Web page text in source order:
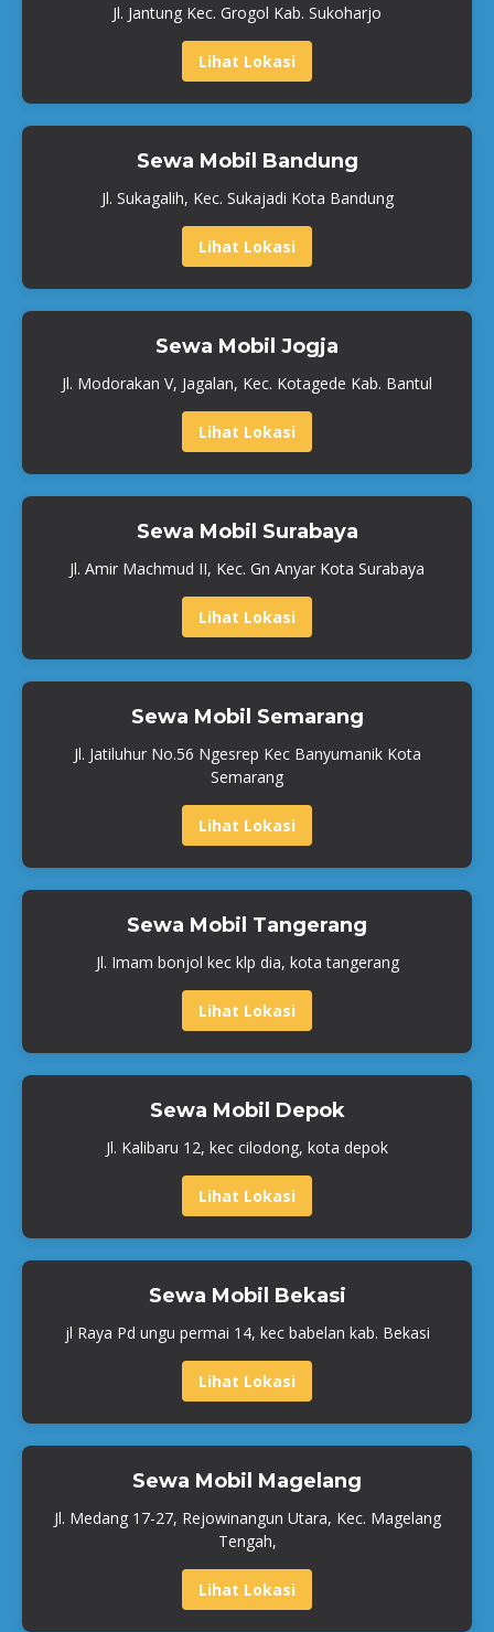
Jl. Jantung Kec. Grogol Kab. Sukoharjo
Lihat Lokasi
Sewa Mobil Bandung
Jl. Sukagalih, Kec. Sukajadi Kota Bandung
Lihat Lokasi
Sewa Mobil Jogja
Jl. Modorakan V, Jagalan, Kec. Kotagede Kab. Bantul
Lihat Lokasi
Sewa Mobil Surabaya
Jl. Amir Machmud II, Kec. Gn Anyar Kota Surabaya
Lihat Lokasi
Sewa Mobil Semarang
Jl. Jatiluhur No.56 Ngesrep Kec Banyumanik Kota
Semarang
Lihat Lokasi
Sewa Mobil Tangerang
Jl. Imam bonjol kec klp dia, kota tangerang
Lihat Lokasi
Sewa Mobil Depok
Jl. Kalibaru 12, kec cilodong, kota depok
Lihat Lokasi
Sewa Mobil Bekasi
jl Raya Pd ungu permai 14, kec babelan kab. Bekasi
Lihat Lokasi
Sewa Mobil Magelang
Jl. Medang 17-27, Rejowinangun Utara, Kec. Magelang
Tengah,
Lihat Lokasi